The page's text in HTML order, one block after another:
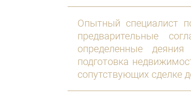
Опытный специалист
предварительные
определенные
подготовка
сопутствующих сделке